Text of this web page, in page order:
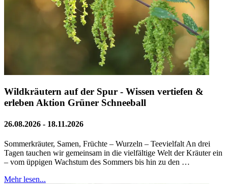
Wildkräutern auf der Spur - Wissen vertiefen &
erleben Aktion Grüner Schneeball
26.08.2026 - 18.11.2026
Sommerkräuter, Samen, Früchte – Wurzeln – Teevielfalt An drei
Tagen tauchen wir gemeinsam in die vielfältige Welt der Kräuter ein
– vom üppigen Wachstum des Sommers bis hin zu den …
Mehr lesen...